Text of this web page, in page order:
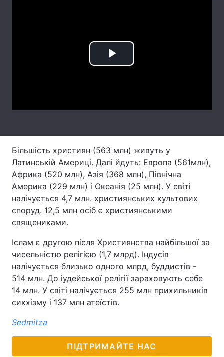
Тема оформлення
Play
Більшість християн (563 млн) живуть у
Латинській Америці. Далі йдуть: Европa (561млн),
Африка (520 млн), Азія (368 млн), Північна
Америка (229 млн) і Океанія (25 млн). У світі
налічується 4,7 млн. християнських культових
споруд. 12,5 млн осіб є християнськими
священиками.
Іслам є другою після Християнства найбільшої за
чисельністю релігією (1,7 млрд). Індусів
налічується близько одного млрд, буддистів -
514 млн. До іудейської релігії зараховують себе
14 млн. У світі налічується 255 млн прихильників
сикхізму і 137 млн атеїстів.
Sedmitza
ПІДТРИМАЙТЕ НАС